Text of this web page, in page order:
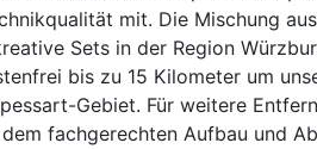
mit. Die Mischung
Sets in der Region
bis zu 15 Kilometer um
Gebiet. Für weitere
fachgerechten Aufbau und